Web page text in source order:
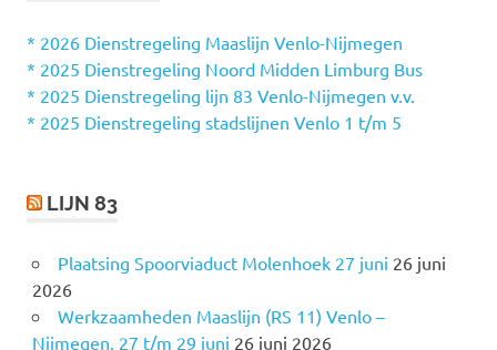
n
a
a
r
* 2026 Dienstregeling Maaslijn Venlo-Nijmegen
* 2025 Dienstregeling Noord Midden Limburg Bus
* 2025 Dienstregeling lijn 83 Venlo-Nijmegen v.v.
* 2025 Dienstregeling stadslijnen Venlo 1 t/m 5
LIJN 83
Plaatsing Spoorviaduct Molenhoek 27 juni 26 juni
2026
Werkzaamheden Maaslijn (RS 11) Venlo –
Nijmegen, 27 t/m 29 juni 26 juni 2026